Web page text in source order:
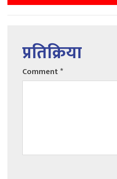
प्रतिक्रिया
Comment*